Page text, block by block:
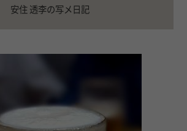
安住 透李の写メ日記